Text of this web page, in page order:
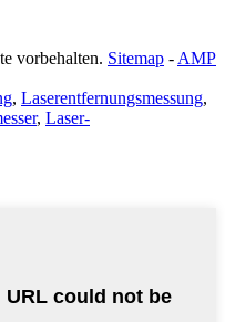
vorbehalten. Sitemap - AMP
, Laserentfernungsmessung,
, Laser-